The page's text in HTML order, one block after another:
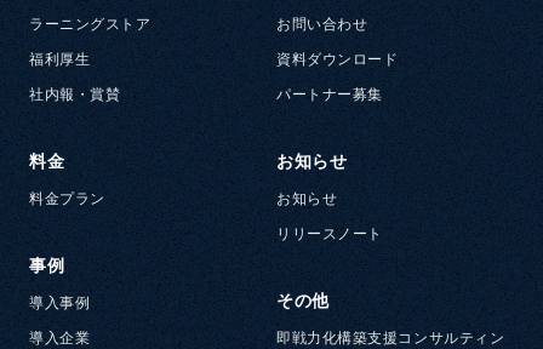
ラーニングストア
福利厚生
社内報・賞賛
料金
料金プラン
事例
導入事例
導入企業
お問い合わせ
資料ダウンロード
パートナー募集
お知らせ
お知らせ
リリースノート
その他
即戦力化構築支援コンサルティン